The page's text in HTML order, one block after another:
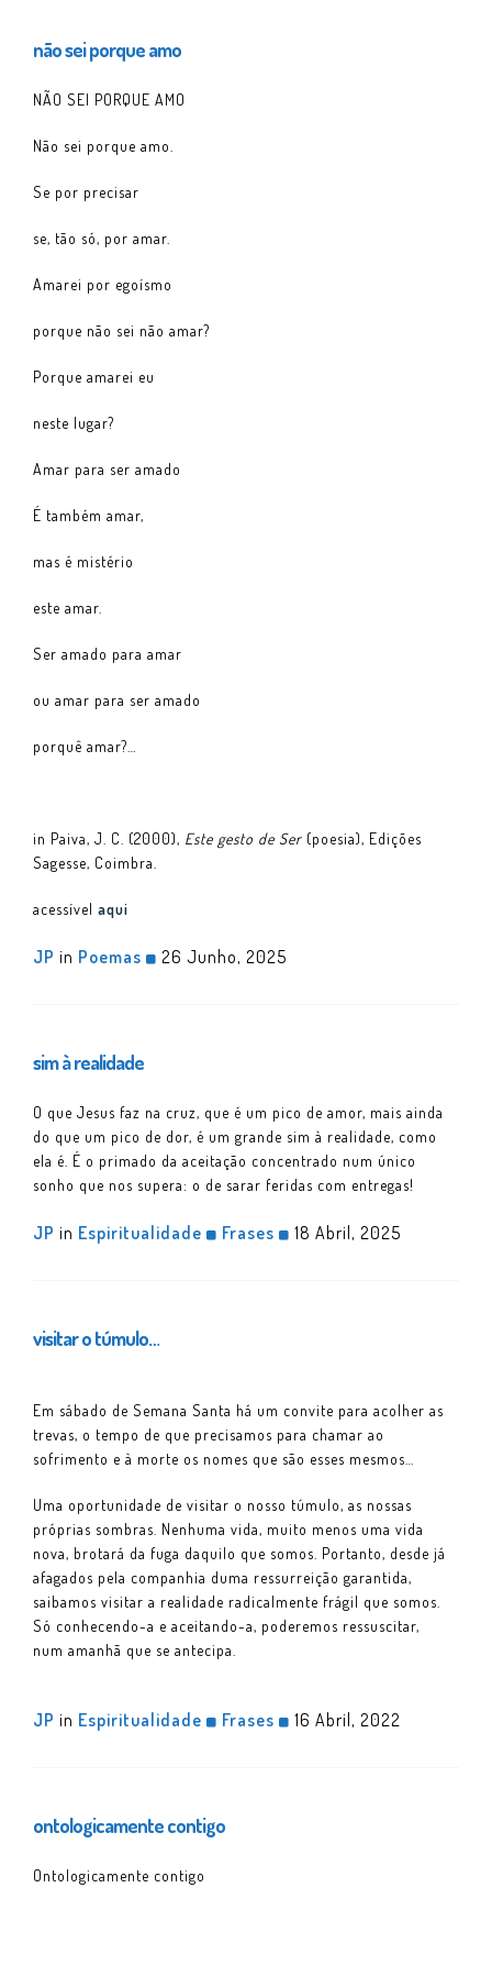
não sei porque amo
NÃO SEI PORQUE AMO
Não sei porque amo.
Se por precisar
se, tão só, por amar.
Amarei por egoísmo
porque não sei não amar?
Porque amarei eu
neste lugar?
Amar para ser amado
É também amar,
mas é mistério
este amar.
Ser amado para amar
ou amar para ser amado
porquê amar?…
in Paiva, J. C. (2000), Este gesto de Ser (poesia), Edições
Sagesse, Coimbra.
acessível aqui
JP in Poemas 26 Junho, 2025
sim à realidade
O que Jesus faz na cruz, que é um pico de amor, mais ainda
do que um pico de dor, é um grande sim à realidade, como
ela é. É o primado da aceitação concentrado num único
sonho que nos supera: o de sarar feridas com entregas!
JP in Espiritualidade Frases 18 Abril, 2025
visitar o túmulo…
Em sábado de Semana Santa há um convite para acolher as
trevas, o tempo de que precisamos para chamar ao
sofrimento e à morte os nomes que são esses mesmos…
Uma oportunidade de visitar o nosso túmulo, as nossas
próprias sombras. Nenhuma vida, muito menos uma vida
nova, brotará da fuga daquilo que somos. Portanto, desde já
afagados pela companhia duma ressurreição garantida,
saibamos visitar a realidade radicalmente frágil que somos.
Só conhecendo-a e aceitando-a, poderemos ressuscitar,
num amanhã que se antecipa.
JP in Espiritualidade Frases 16 Abril, 2022
ontologicamente contigo
Ontologicamente contigo